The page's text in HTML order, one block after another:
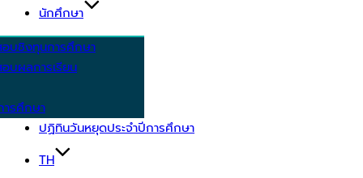
นักศึกษา
บชิงทุนการศึกษา
บผลการเรียน
รศึกษา
ปฏิทินวันหยุดประจำปีการศึกษา
TH